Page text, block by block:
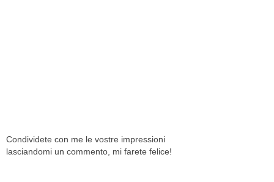
Condividete con me le vostre impressioni
lasciandomi un commento, mi farete felice!